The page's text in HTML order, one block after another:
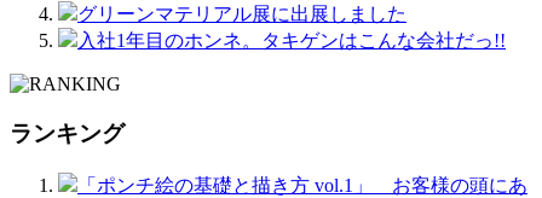
グリーンマテリアル展に出展しました
入社1年目のホンネ。タキゲンはこんな会社だっ!!
ランキング
「ポンチ絵の基礎と描き方 vol.1」 お客様の頭にあ